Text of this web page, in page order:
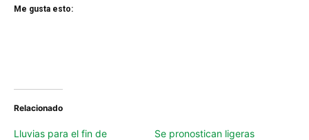
Me gusta esto:
Relacionado
Lluvias para el fin de
Se pronostican ligeras